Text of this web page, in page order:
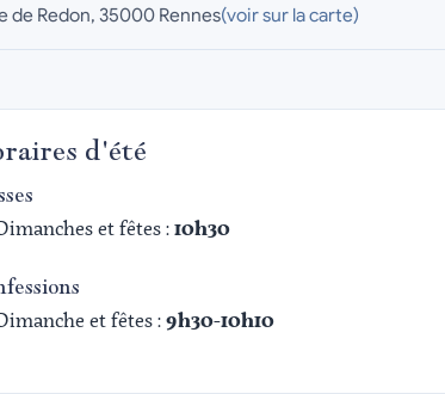
de Redon, 35000 Rennes(voir sur la carte)
d'été
et fêtes :10h30
et fêtes :9h30-10h10